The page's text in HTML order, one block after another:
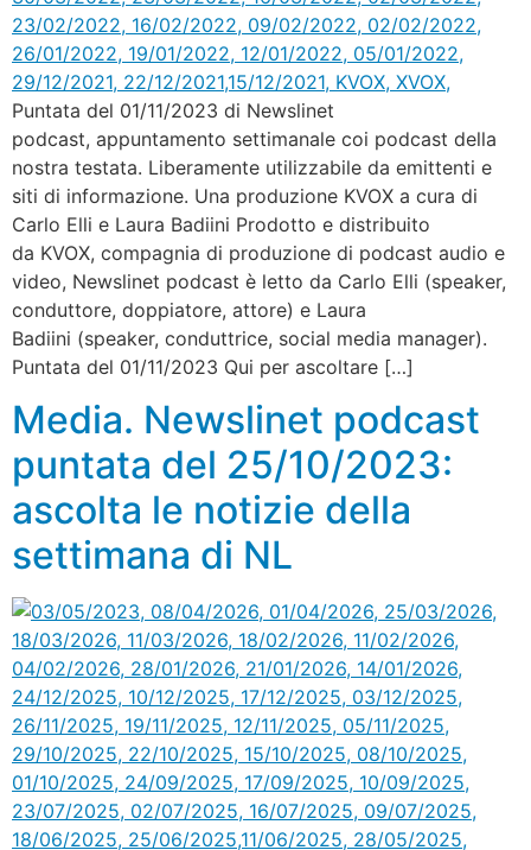
Puntata del 01/11/2023 di Newslinet
podcast, appuntamento settimanale coi podcast della
nostra testata. Liberamente utilizzabile da emittenti e
siti di informazione. Una produzione KVOX a cura di
Carlo Elli e Laura Badiini Prodotto e distribuito
da KVOX, compagnia di produzione di podcast audio e
video, Newslinet podcast è letto da Carlo Elli (speaker,
conduttore, doppiatore, attore) e Laura
Badiini (speaker, conduttrice, social media manager).
Puntata del 01/11/2023 Qui per ascoltare […]
Media. Newslinet podcast
puntata del 25/10/2023:
ascolta le notizie della
settimana di NL